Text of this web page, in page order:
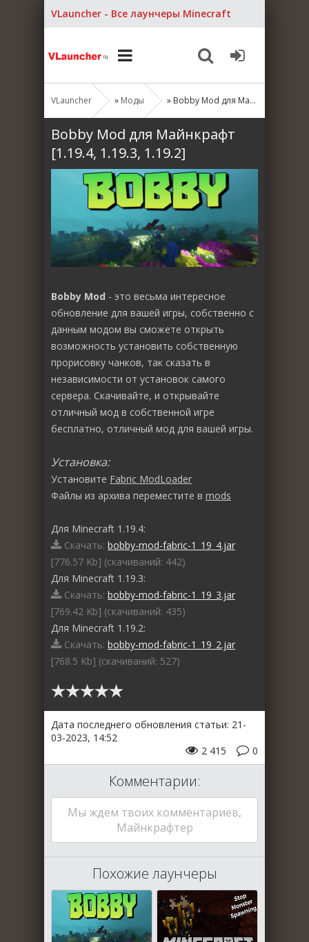
VLauncher - Все лаунчеры Minecraft
VLauncher » Моды » Bobby Mod для Майнкрафт [1.19.4, 1.19.3, 1.19.2]
Bobby Mod для Майнкрафт
[1.19.4, 1.19.3, 1.19.2]
Bobby Mod - это весьма интересное
обновление для вашей игры, собственно с
данным модом вы сможете открыть
возможность установить собственную
прорисовку чанков, так сказать в
независимости от установок самого
сервера. Скачивайте, и открывайте
отличный мод в собственной игре
бесплатно, отличный мод для вашей игры.
Установка:
Установите Fabric ModLoader
Файлы из архива переместите в mods
Для Minecraft 1.19.4:
Скачать: bobby-mod-fabric-1_19_4.jar
[776.57 Kb] (cкачиваний: 442)
Для Minecraft 1.19.3:
Скачать: bobby-mod-fabric-1_19_3.jar
[769.42 Kb] (cкачиваний: 435)
Для Minecraft 1.19.2:
Скачать: bobby-mod-fabric-1_19_2.jar
[768.5 Kb] (cкачиваний: 527)
Дата последнего обновления статьи: 21-
03-2023, 14:52
0
2 415
Комментарии:
Мы ждем твоих комментариев,
Майнкрафтер
Похожие лаунчеры